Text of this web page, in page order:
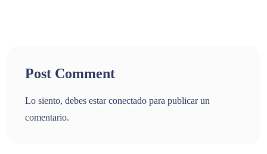
Post Comment
Lo siento, debes estarconectado para publicar un
comentario.